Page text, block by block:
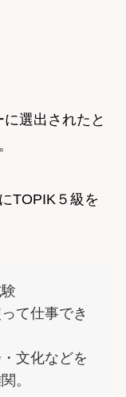
選出されたと
TOPIK５級を
て仕事でき
などを
。